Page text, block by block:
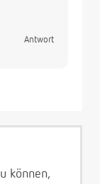
Antwort
können,